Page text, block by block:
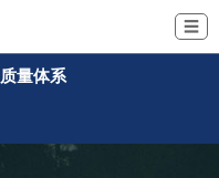
☰
质量体系